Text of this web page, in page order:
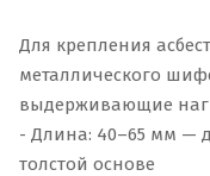
Для крепления
металлического
выдерживающие
- Длина: 40–65 мм —
толстой основе